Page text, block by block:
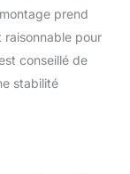
: La
avec un
durer.
alu
prend
raisonnable pour
conseillé de
stabilité